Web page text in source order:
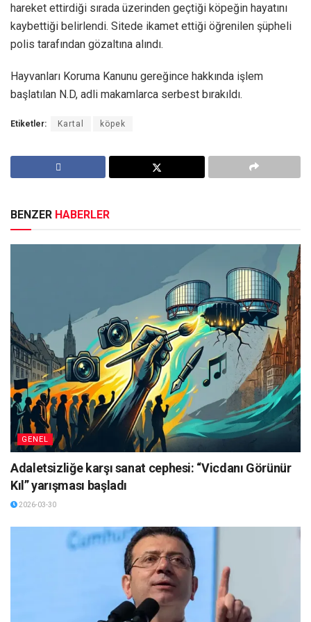
hareket ettirdiği sırada üzerinden geçtiği köpeğin hayatını
kaybettiği belirlendi. Sitede ikamet ettiği öğrenilen şüpheli
polis tarafından gözaltına alındı.
Hayvanları Koruma Kanunu gereğince hakkında işlem
başlatılan N.D, adli makamlarca serbest bırakıldı.
Etiketler: Kartal köpek
BENZER HABERLER
GENEL
Adaletsizliğe karşı sanat cephesi: “Vicdanı Görünür
Kıl” yarışması başladı
2026-03-30